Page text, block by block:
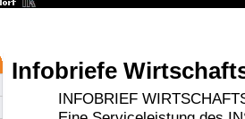
Infobriefe
INFOBRIEF